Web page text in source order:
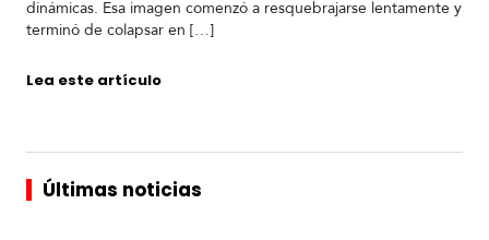
dinámicas. Esa imagen comenzó a resquebrajarse lentamente y
terminó de colapsar en […]
Lea este artículo
Últimas noticias